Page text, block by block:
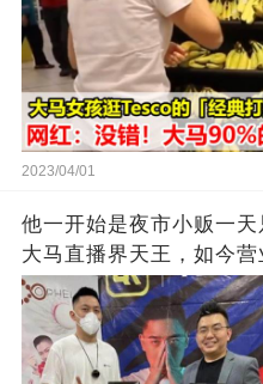
2023/04/01
他一开始是夜市小贩一
大马直播界天王，如今
万单